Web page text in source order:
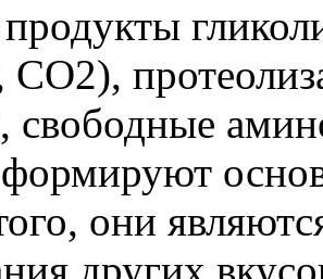
CO2),
свободные
они
других